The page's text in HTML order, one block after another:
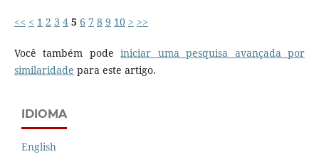
<< < 1 2 3 4 5 6 7 8 9 10 > >>
Você também podeiniciar uma pesquisa avançada por
similaridade para este artigo.
IDIOMA
English